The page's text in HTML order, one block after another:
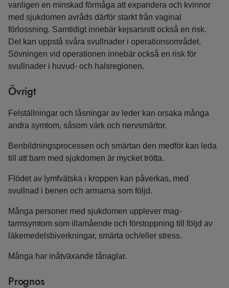
vanligen en minskad förmåga att expandera och kvinnor
med sjukdomen avråds därför starkt från vaginal
förlossning. Samtidigt innebär kejsarsnitt också en risk.
Det kan uppstå svåra svullnader i operationsområdet.
Sövningen vid operationen innebär också en risk för
svullnader i huvud- och halsregionen.
Övrigt
Felställningar och låsningar av leder kan orsaka många
andra symtom, såsom värk och nervsmärtor.
Benbildningsprocessen och smärtan den medför kan leda
till att barn med sjukdomen är mycket trötta.
Flödet av lymfvätska i kroppen kan påverkas, med
svullnad i benen och armarna som följd.
Många personer med sjukdomen upplever mag-
tarmsymtom som illamående och förstoppning till följd av
läkemedelsbiverkningar, smärta och/eller stress.
Många har inåtväxande tånaglar.
Prognos